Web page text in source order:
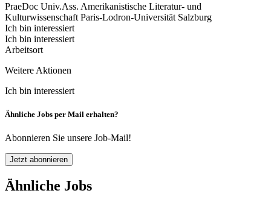
PraeDoc Univ.Ass. Amerikanistische Literatur- und
Kulturwissenschaft Paris-Lodron-Universität Salzburg
Ich bin interessiert
Ich bin interessiert
Arbeitsort
Weitere Aktionen
Ich bin interessiert
Ähnliche Jobs per Mail erhalten?
Abonnieren Sie unsere Job-Mail!
Jetzt abonnieren
Ähnliche Jobs